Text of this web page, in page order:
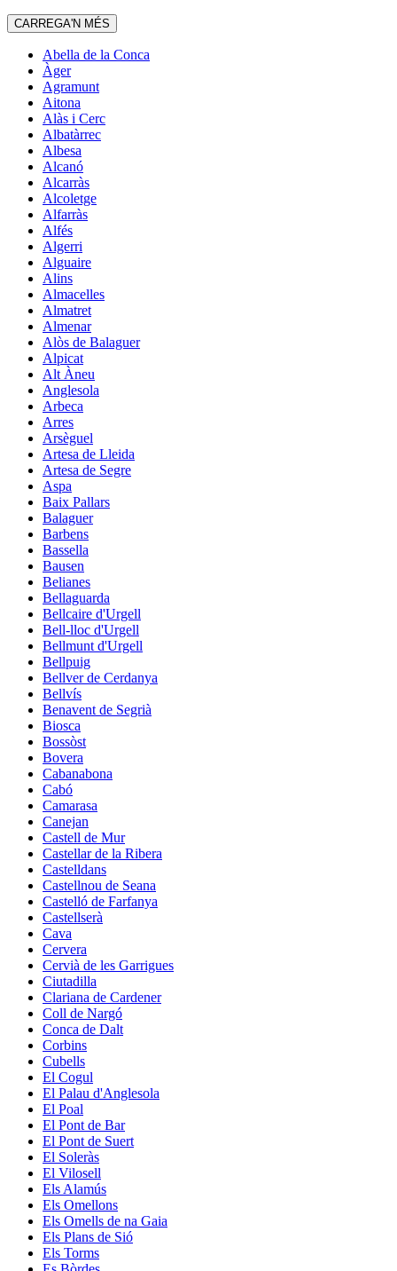
CARREGA'N MÉS
Abella de la Conca
Àger
Agramunt
Aitona
Alàs i Cerc
Albatàrrec
Albesa
Alcanó
Alcarràs
Alcoletge
Alfarràs
Alfés
Algerri
Alguaire
Alins
Almacelles
Almatret
Almenar
Alòs de Balaguer
Alpicat
Alt Àneu
Anglesola
Arbeca
Arres
Arsèguel
Artesa de Lleida
Artesa de Segre
Aspa
Baix Pallars
Balaguer
Barbens
Bassella
Bausen
Belianes
Bellaguarda
Bellcaire d'Urgell
Bell-lloc d'Urgell
Bellmunt d'Urgell
Bellpuig
Bellver de Cerdanya
Bellvís
Benavent de Segrià
Biosca
Bossòst
Bovera
Cabanabona
Cabó
Camarasa
Canejan
Castell de Mur
Castellar de la Ribera
Castelldans
Castellnou de Seana
Castelló de Farfanya
Castellserà
Cava
Cervera
Cervià de les Garrigues
Ciutadilla
Clariana de Cardener
Coll de Nargó
Conca de Dalt
Corbins
Cubells
El Cogul
El Palau d'Anglesola
El Poal
El Pont de Bar
El Pont de Suert
El Soleràs
El Vilosell
Els Alamús
Els Omellons
Els Omells de na Gaia
Els Plans de Sió
Els Torms